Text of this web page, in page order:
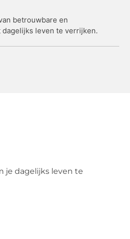
betrouwbare en
leven te verrijken.
je dagelijks leven te